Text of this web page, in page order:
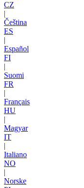
CZ
|
Čeština
ES
|
Español
FI
|
Suomi
FR
|
Français
HU
|
Magyar
IT
|
Italiano
NO
|
Norske